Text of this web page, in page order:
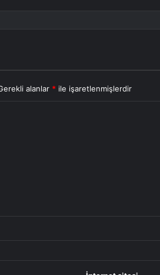
alanlar * ile işaretlenmişlerdir